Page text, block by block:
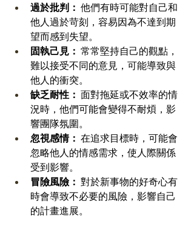
過於批判： 他們有時可能對自己和
他人過於苛刻，容易因為不達到期
望而感到失望。
固執己見： 常常堅持自己的觀點，
難以接受不同的意見，可能導致與
他人的衝突。
缺乏耐性： 面對拖延或不效率的情
況時，他們可能會變得不耐煩，影
響團隊氛圍。
忽視感情： 在追求目標時，可能會
忽略他人的情感需求，使人際關係
受到影響。
冒險風險： 對於新事物的好奇心有
時會導致不必要的風險，影響自己
的計畫進展。